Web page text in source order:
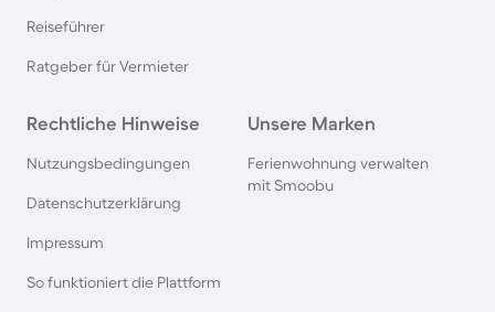
Reiseführer
Ratgeber für Vermieter
Rechtliche Hinweise
Nutzungsbedingungen
Datenschutzerklärung
Impressum
So funktioniert die Plattform
Unsere Marken
Ferienwohnung verwalten
mit Smoobu